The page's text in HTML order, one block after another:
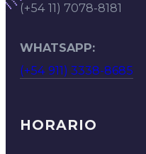
(+54 11) 7078-8181
WHATSAPP:
(+54 911) 3338-8685
HORARIO